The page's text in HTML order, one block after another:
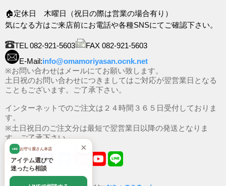
🏠定休日 木曜日（祝日の際は営業の場合有り）
気になる方はご来店前にお電話や各種SNSにてご確認下さい。
TEL 082-921-5603
FAX 082-921-5603
E-Mail:info@omamoriyasan.ocnk.net
※お問い合わせはメールにてお願い致します。
土日祝のお問い合わせにつきましてはご対応が翌営業日となる
こともございます。ご了承下さい。
インターネットでのご注文は２４時間３６５日受付しておりま
す。
※土日祝日のご注文分は最短で翌営業日以降の発送となりま
す。ご了承下さい。
×
LINE お守り屋さん本店
アイテム選びで
迷ったら相談